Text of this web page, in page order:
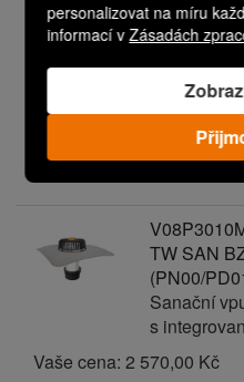
personalizovat na míru
informací vZásadách
TW SAN
Sanační
s
2 470,00 Kč
TW SAN
(PN00/
Sanační
s
Vaše cena: 2 570,00 Kč